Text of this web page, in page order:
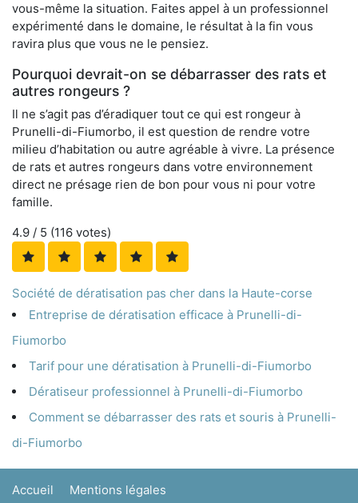
vous-même la situation. Faites appel à un professionnel
expérimenté dans le domaine, le résultat à la fin vous
ravira plus que vous ne le pensiez.
Pourquoi devrait-on se débarrasser des rats et
autres rongeurs ?
Il ne s’agit pas d’éradiquer tout ce qui est rongeur à
Prunelli-di-Fiumorbo, il est question de rendre votre
milieu d’habitation ou autre agréable à vivre. La présence
de rats et autres rongeurs dans votre environnement
direct ne présage rien de bon pour vous ni pour votre
famille.
4.9 / 5 (116 votes)
Société de dératisation pas cher dans la Haute-corse
Entreprise de dératisation efficace à Prunelli-di-
Fiumorbo
Tarif pour une dératisation à Prunelli-di-Fiumorbo
Dératiseur professionnel à Prunelli-di-Fiumorbo
Comment se débarrasser des rats et souris à Prunelli-
di-Fiumorbo
Accueil Mentions légales